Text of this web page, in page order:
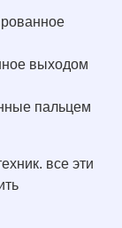
выходом
пальцем
все эти